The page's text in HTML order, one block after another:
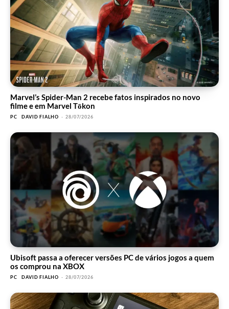
Marvel’s Spider-Man 2 recebe fatos inspirados no novo
filme e em Marvel Tōkon
PC DAVID FIALHO - 28/07/2026
Ubisoft passa a oferecer versões PC de vários jogos a quem
os comprou na XBOX
PC DAVID FIALHO - 28/07/2026